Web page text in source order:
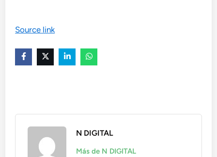
Source link
N DIGITAL
Más de N DIGITAL